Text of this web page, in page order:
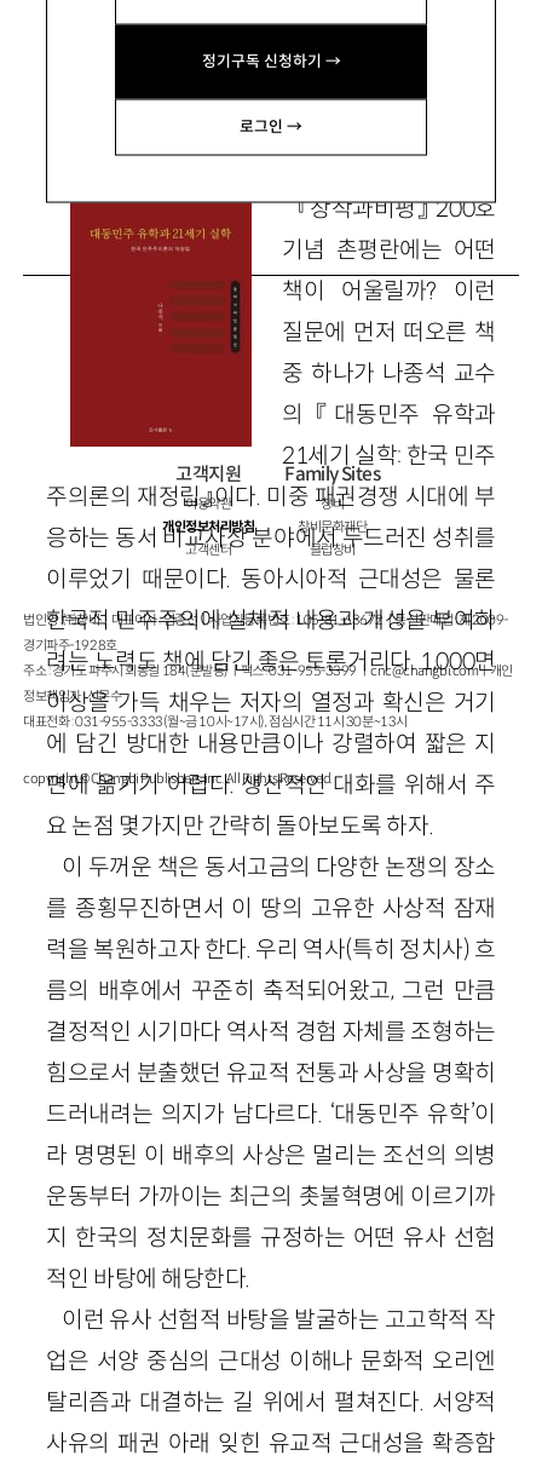
정기구독 신청하기 →
로그인 →
『창작과비평』 200호
기념 촌평란에는 어떤
책이 어울릴까? 이런
질문에 먼저 떠오른 책
중 하나가 나종석 교수
의 『대동민주 유학과
21세기 실학: 한국 민주
주의론의 재정립』이다. 미중 패권경쟁 시대에 부
응하는 동서 비교사상 분야에서 두드러진 성취를
이루었기 때문이다. 동아시아적 근대성은 물론
한국적 민주주의에 실체적 내용과 개성을 부여하
려는 노력도 책에 담긴 좋은 토론거리다. 1,000면
이상을 가득 채우는 저자의 열정과 확신은 거기
에 담긴 방대한 내용만큼이나 강렬하여 짧은 지
면에 옮기기 어렵다. 생산적인 대화를 위해서 주
요 논점 몇가지만 간략히 돌아보도록 하자.
이 두꺼운 책은 동서고금의 다양한 논쟁의 장소
를 종횡무진하면서 이 땅의 고유한 사상적 잠재
력을 복원하고자 한다. 우리 역사(특히 정치사) 흐
름의 배후에서 꾸준히 축적되어왔고, 그런 만큼
결정적인 시기마다 역사적 경험 자체를 조형하는
힘으로서 분출했던 유교적 전통과 사상을 명확히
드러내려는 의지가 남다르다. ‘대동민주 유학’이
라 명명된 이 배후의 사상은 멀리는 조선의 의병
운동부터 가까이는 최근의 촛불혁명에 이르기까
지 한국의 정치문화를 규정하는 어떤 유사 선험
적인 바탕에 해당한다.
이런 유사 선험적 바탕을 발굴하는 고고학적 작
업은 서양 중심의 근대성 이해나 문화적 오리엔
탈리즘과 대결하는 길 위에서 펼쳐진다. 서양적
사유의 패권 아래 잊힌 유교적 근대성을 확증함
고객지원
이용약관
개인정보처리방침
고객센터
Family Sites
창비
창비문화재단
클럽창비
법인명 : ㈜창비ㅣ대표이사 : 염종선ㅣ사업자등록번호 : 105-81-63672ㅣ통신판매업 : 제 2009-
경기파주-1928호
주소 : 경기도 파주시 회동길 184(문발동)ㅣ팩스 : 031-955-3399 ㅣcnc@changbi.comㅣ개인
정보책임자 : 신문수
대표전화 : 031-955-3333(월~금 10시~17시), 점심시간 11시 30분~13시
copyright © Changbi Publishers, inc. All Rights Reserved.